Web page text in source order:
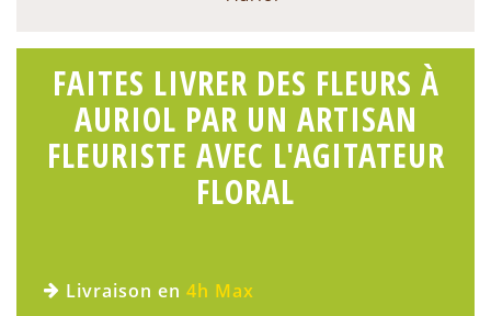
FAITES LIVRER DES FLEURS À
AURIOL PAR UN ARTISAN
FLEURISTE AVEC L'AGITATEUR
FLORAL
Livraison en 4h Max